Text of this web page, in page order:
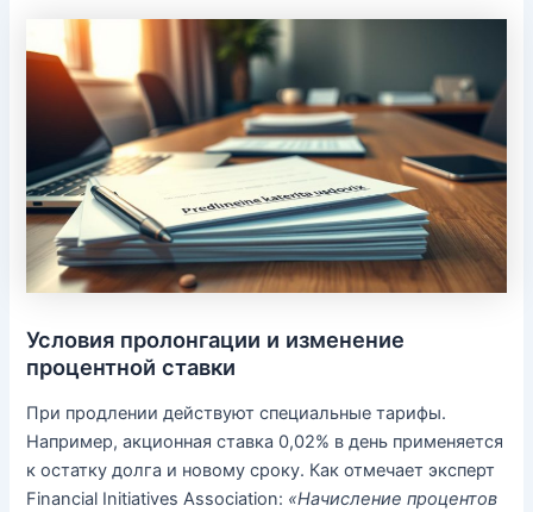
Условия пролонгации и изменение
процентной ставки
При продлении действуют специальные тарифы.
Например, акционная ставка 0,02% в день применяется
к остатку долга и новому сроку. Как отмечает эксперт
Financial Initiatives Association: «Начисление процентов